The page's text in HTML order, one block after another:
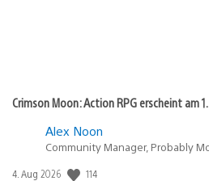
Crimson Moon: Action RPG erscheint am
Alex Noon
Community Manager, Probably
Veröffentlichungsdatum:
4. Aug 2026 114